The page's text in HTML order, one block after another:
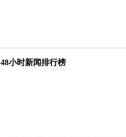
48小时新闻排行榜